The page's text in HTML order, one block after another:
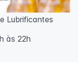
Lubrificantes
às 22h